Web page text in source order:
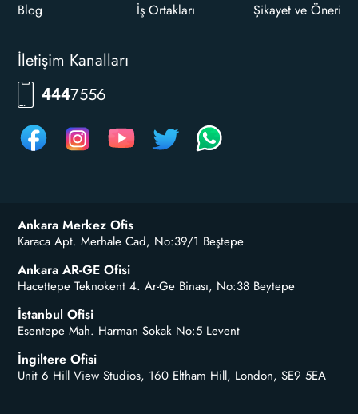
Blog
İş Ortakları
Şikayet ve Öneri
İletişim Kanalları
444RKLM
Ankara Merkez Ofis
Karaca Apt. Merhale Cad, No:39/1 Beştepe
Ankara AR-GE Ofisi
Hacettepe Teknokent 4. Ar-Ge Binası, No:38 Beytepe
İstanbul Ofisi
Esentepe Mah. Harman Sokak No:5 Levent
İngiltere Ofisi
Unit 6 Hill View Studios, 160 Eltham Hill, London, SE9 5EA